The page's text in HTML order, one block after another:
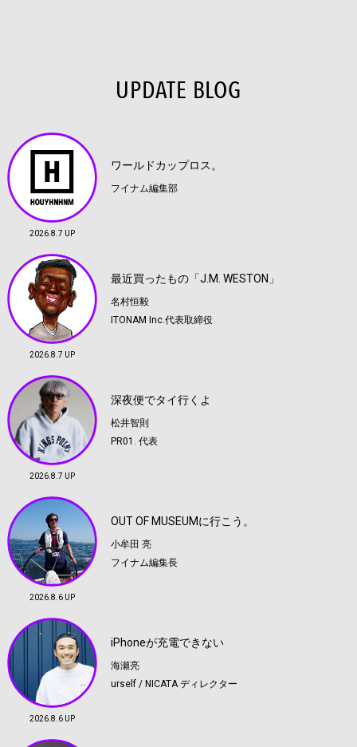
UPDATE BLOG
2026.8.7 UP
ワールドカップロス。
フイナム編集部
2026.8.7 UP
最近買ったもの「J.M. WESTON」
名村恒毅
ITONAM Inc.代表取締役
2026.8.7 UP
深夜便でタイ行くよ
松井智則
PR01. 代表
2026.8.6 UP
OUT OF MUSEUMに行こう。
小牟田 亮
フイナム編集長
2026.8.6 UP
iPhoneが充電できない
海瀬亮
urself / NICATA ディレクター